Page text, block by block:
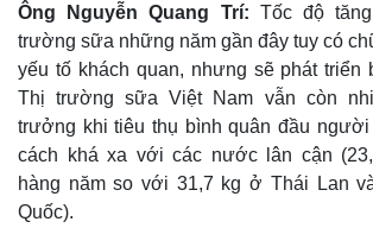
Ông Nguyễn Quang Trí: Tốc độ
trường sữa những năm gần đây tuy có
yếu tố khách quan, nhưng sẽ phát triển
Thị trường sữa Việt Nam vẫn còn
trưởng khi tiêu thụ bình quân đầu người
cách khá xa với các nước lân cận
hàng năm so với 31,7 kg ở Thái Lan
Quốc).